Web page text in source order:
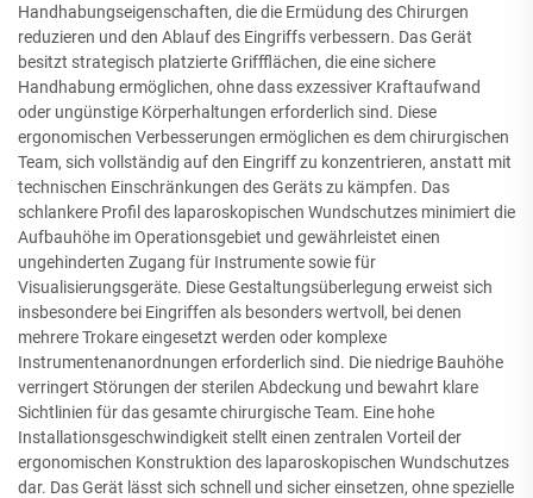
Handhabungseigenschaften, die die Ermüdung des Chirurgen
reduzieren und den Ablauf des Eingriffs verbessern. Das Gerät
besitzt strategisch platzierte Griffflächen, die eine sichere
Handhabung ermöglichen, ohne dass exzessiver Kraftaufwand
oder ungünstige Körperhaltungen erforderlich sind. Diese
ergonomischen Verbesserungen ermöglichen es dem chirurgischen
Team, sich vollständig auf den Eingriff zu konzentrieren, anstatt mit
technischen Einschränkungen des Geräts zu kämpfen. Das
schlankere Profil des laparoskopischen Wundschutzes minimiert die
Aufbauhöhe im Operationsgebiet und gewährleistet einen
ungehinderten Zugang für Instrumente sowie für
Visualisierungsgeräte. Diese Gestaltungsüberlegung erweist sich
insbesondere bei Eingriffen als besonders wertvoll, bei denen
mehrere Trokare eingesetzt werden oder komplexe
Instrumentenanordnungen erforderlich sind. Die niedrige Bauhöhe
verringert Störungen der sterilen Abdeckung und bewahrt klare
Sichtlinien für das gesamte chirurgische Team. Eine hohe
Installationsgeschwindigkeit stellt einen zentralen Vorteil der
ergonomischen Konstruktion des laparoskopischen Wundschutzes
dar. Das Gerät lässt sich schnell und sicher einsetzen, ohne spezielle